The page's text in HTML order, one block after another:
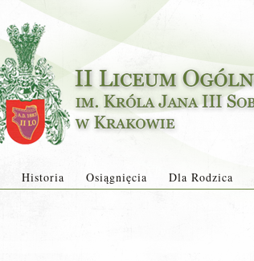
Historia Osiągnięcia Dla Rodzica